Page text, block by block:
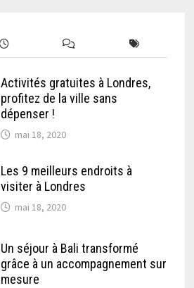
Activités gratuites à Londres,
profitez de la ville sans
dépenser !
mai 18, 2020
Les 9 meilleurs endroits à
visiter à Londres
mai 18, 2020
Un séjour à Bali transformé
grâce à un accompagnement sur
mesure